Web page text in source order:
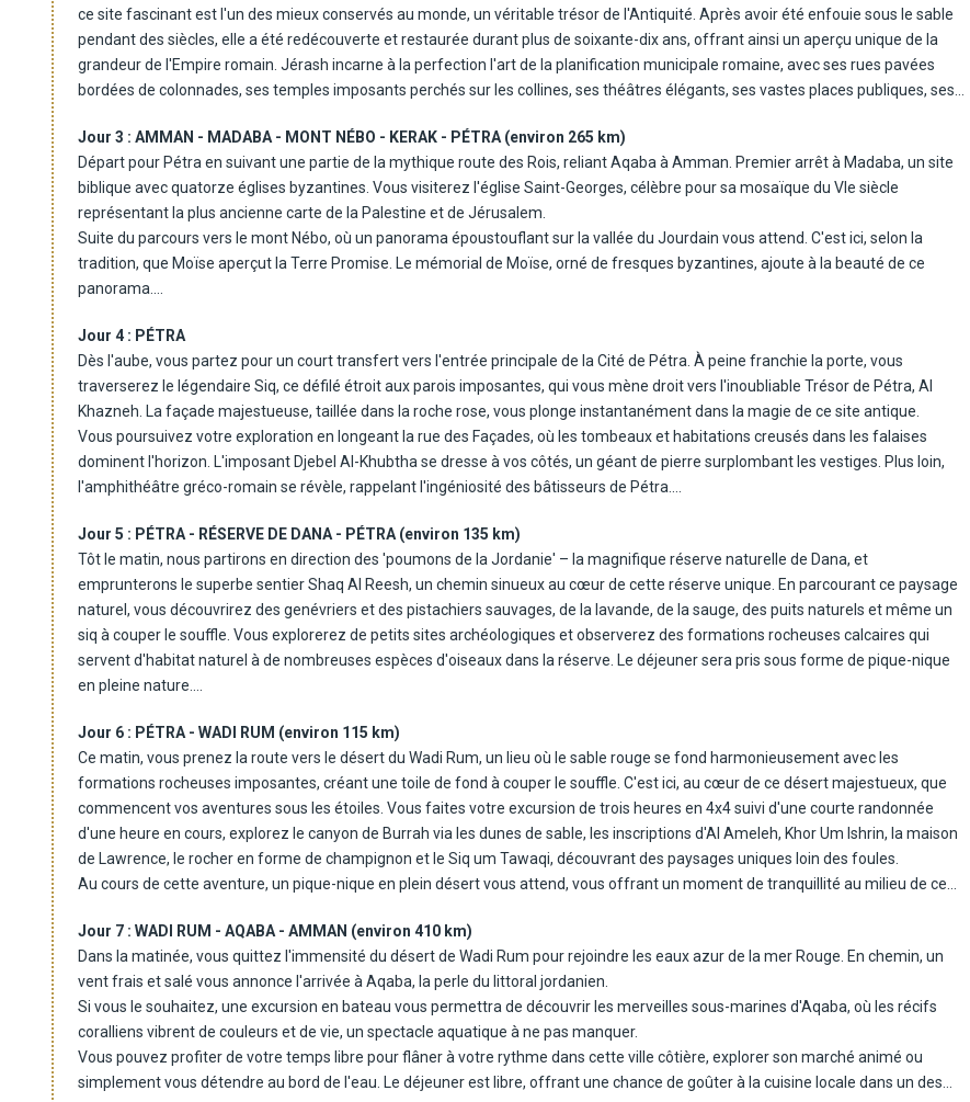
ce site fascinant est l'un des mieux conservés au monde, un véritable trésor de l'Antiquité. Après avoir été enfouie sous le sable
pendant des siècles, elle a été redécouverte et restaurée durant plus de soixante-dix ans, offrant ainsi un aperçu unique de la
grandeur de l'Empire romain. Jérash incarne à la perfection l'art de la planification municipale romaine, avec ses rues pavées
bordées de colonnades, ses temples imposants perchés sur les collines, ses théâtres élégants, ses vastes places publiques, ses
antique est une immersion dans le passé glorieux de la région. Déjeuner dans la coopérative Beit Kheirat Souf.
L'après-midi nous mène au château d'Ajloun, perché fièrement sur une colline dominant la vallée. Entouré de collines
verdoyantes et de forêts luxuriantes, ce château médiéval, le Qal'at ar-Rabad, a été érigé au XIIe siècle par les Ayyoubides pour
protéger la région contre les Croisés. Sa silhouette imposante, se découpant contre le ciel, offre des vues imprenables sur les
paysages alentours et témoigne de l'ingéniosité architecturale de l'époque. Dîner et nuit à Amman.
À partir du 6/6/26 :
Direction le nord de la Jordanie pour explorer les vestiges majestueux des anciennes cités gréco-romaines. La journée débute à
Jérash, une cité dont l'âge d'or s'est épanoui sous le règne romain, alors qu'elle était connue sous le nom de Gérasa. Aujourd'hui,
ce site fascinant est l'un des mieux conservés au monde, un véritable trésor de l'Antiquité. Après avoir été enfouie sous le sable
pendant des siècles, elle a été redécouverte et restaurée durant plus de soixante-dix ans, offrant ainsi un aperçu unique de la
grandeur de l'Empire romain. Jérash incarne à la perfection l'art de la planification municipale romaine, avec ses rues pavées
bordées de colonnades, ses temples imposants perchés sur les collines, ses théâtres élégants, ses vastes places publiques, ses
thermes raffinés, ses fontaines rafraîchissantes et ses murailles percées de tours majestueuses. Chaque pas dans cette ville
Puis départ pour la mer Morte, un lieu fascinant où la nature déploie toute sa singularité. Située à 429 mètres sous le niveau de la
mer, elle est le point le plus bas de la planète et un véritable trésor géologique. Si cette mer en voie de disparition est hostile aux
poissons, elle abrite néanmoins une vie microscopique insoupçonnée. Bien qu'il s'agisse en réalité d'un immense lac salé, sa
concentration en sel dix fois supérieure à celle des océans. Son eau et sa boue, riches en minéraux, sont réputées pour leurs
bienfaits thérapeutiques, notamment pour la peau et les rhumatismes. Profitez d'un rituel ancestral en vous couvrant de sa boue
noire aux vertus régénérantes, avant de vous immerger dans ses eaux bienfaisantes. Dîner et nuit à Amman.
Jour 3 : AMMAN - MADABA - MONT NÉBO - KERAK - PÉTRA (environ 265 km)
Départ pour Pétra en suivant une partie de la mythique route des Rois, reliant Aqaba à Amman. Premier arrêt à Madaba, un site
biblique avec quatorze églises byzantines. Vous visiterez l'église Saint-Georges, célèbre pour sa mosaïque du VIe siècle
représentant la plus ancienne carte de la Palestine et de Jérusalem.
Suite du parcours vers le mont Nébo, où un panorama époustouflant sur la vallée du Jourdain vous attend. C'est ici, selon la
tradition, que Moïse aperçut la Terre Promise. Le mémorial de Moïse, orné de fresques byzantines, ajoute à la beauté de ce
panorama.
cette découverte, un déjeuner à Kérak sera honoré avant de reprendre la route vers Pétra. Dîner et nuit à Pétra.
Jour 4 : PÉTRA
Dès l'aube, vous partez pour un court transfert vers l'entrée principale de la Cité de Pétra. À peine franchie la porte, vous
traverserez le légendaire Siq, ce défilé étroit aux parois imposantes, qui vous mène droit vers l'inoubliable Trésor de Pétra, Al
Khazneh. La façade majestueuse, taillée dans la roche rose, vous plonge instantanément dans la magie de ce site antique.
Vous poursuivez votre exploration en longeant la rue des Façades, où les tombeaux et habitations creusés dans les falaises
dominent l'horizon. L'imposant Djebel Al-Khubtha se dresse à vos côtés, un géant de pierre surplombant les vestiges. Plus loin,
l'amphithéâtre gréco-romain se révèle, rappelant l'ingéniosité des bâtisseurs de Pétra.
roche se dressent fièrement. Le temps semble suspendu au sommet de cette montagne sacrée.
Pour quitter Pétra, vous empruntez un chemin moins fréquenté, le « Back road », qui nous offre des panoramas à couper le
souffle sur la vallée d'Araba et le Mont Aaron, une vue imprenable sur la majesté de cette région oubliée.
Après cette aventure captivante, direction un restaurant du site pour savourer un déjeuner bien mérité, avant de terminer la
journée par un dîner et une nuit à Pétra, immergés dans la magie de cette cité millénaire.
Jour 5 : PÉTRA - RÉSERVE DE DANA - PÉTRA (environ 135 km)
Tôt le matin, nous partirons en direction des 'poumons de la Jordanie' – la magnifique réserve naturelle de Dana, et
emprunterons le superbe sentier Shaq Al Reesh, un chemin sinueux au cœur de cette réserve unique. En parcourant ce paysage
naturel, vous découvrirez des genévriers et des pistachiers sauvages, de la lavande, de la sauge, des puits naturels et même un
siq à couper le souffle. Vous explorerez de petits sites archéologiques et observerez des formations rocheuses calcaires qui
servent d'habitat naturel à de nombreuses espèces d'oiseaux dans la réserve. Le déjeuner sera pris sous forme de pique-nique
en pleine nature.
l'histoire fascinante des Nabatéens. Accessible par un canyon étroit et mystérieux, ce site offre une expérience immersive parmi
des habitations troglodytes et des tricliniums sculptés dans le grès rouge. Imaginez-vous en plein désert, découvrant des temples
antiques et la Painted House, un trésor rare avec ses fresques encore visibles.
Dîner et nuit à Pétra.
Jour 6 : PÉTRA - WADI RUM (environ 115 km)
Ce matin, vous prenez la route vers le désert du Wadi Rum, un lieu où le sable rouge se fond harmonieusement avec les
formations rocheuses imposantes, créant une toile de fond à couper le souffle. C'est ici, au cœur de ce désert majestueux, que
commencent vos aventures sous les étoiles. Vous faites votre excursion de trois heures en 4x4 suivi d'une courte randonnée
d'une heure en cours, explorez le canyon de Burrah via les dunes de sable, les inscriptions d'Al Ameleh, Khor Um Ishrin, la maison
de Lawrence, le rocher en forme de champignon et le Siq um Tawaqi, découvrant des paysages uniques loin des foules.
Au cours de cette aventure, un pique-nique en plein désert vous attend, vous offrant un moment de tranquillité au milieu de ce
murmures du vent et la beauté infinie du Wadi Rum. Un dînerdans le campement clôturera cette expérience inoubliable.
Jour 7 : WADI RUM - AQABA - AMMAN (environ 410 km)
Dans la matinée, vous quittez l'immensité du désert de Wadi Rum pour rejoindre les eaux azur de la mer Rouge. En chemin, un
vent frais et salé vous annonce l'arrivée à Aqaba, la perle du littoral jordanien.
Si vous le souhaitez, une excursion en bateau vous permettra de découvrir les merveilles sous-marines d'Aqaba, où les récifs
coralliens vibrent de couleurs et de vie, un spectacle aquatique à ne pas manquer.
Vous pouvez profiter de votre temps libre pour flâner à votre rythme dans cette ville côtière, explorer son marché animé ou
simplement vous détendre au bord de l'eau. Le déjeuner est libre, offrant une chance de goûter à la cuisine locale dans un des